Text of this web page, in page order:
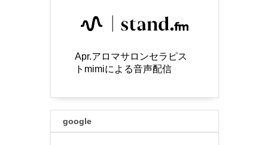
Apr.アロマサロンセラピス
トmimiによる音声配信
google